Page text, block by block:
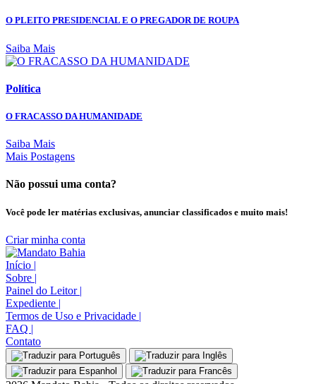
O PLEITO PRESIDENCIAL E O PREGADOR DE ROUPA
Saiba Mais
Política
O FRACASSO DA HUMANIDADE
Saiba Mais
Mais Postagens
Não possui uma conta?
Você pode ler matérias exclusivas, anunciar classificados e muito mais!
Criar minha conta
Início |
Sobre |
Painel do Leitor |
Expediente |
Termos de Uso e Privacidade |
FAQ |
Contato